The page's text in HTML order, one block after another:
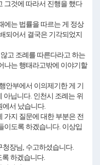
그것에 따라서 진행을 했다
에는 법률을 따르는 게 정상
되어서 결국은 기각되었지
고 조례를 따른다라고 하는
나는 행태라고밖에 이야기할
안부에서 이의제기한 게 기
아닙니다. 인천시 조례는 위
에서 났습니다.
가지 질문에 대한 부분은 전
이도록 하겠습니다. 이상입
장님, 수고하셨습니다.
록 하겠습니다.